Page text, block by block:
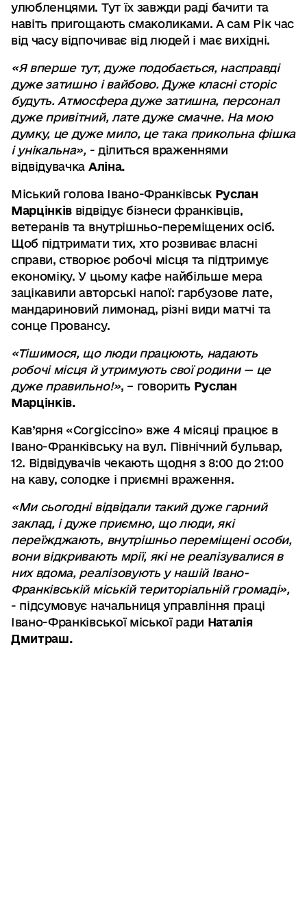
улюбленцями. Тут їх завжди раді бачити та
навіть пригощають смаколиками. А сам Рік час
від часу відпочиває від людей і має вихідні.
«Я вперше тут, дуже подобається, насправді
дуже затишно і вайбово. Дуже класні сторіс
будуть. Атмосфера дуже затишна, персонал
дуже привітний, лате дуже смачне. На мою
думку, це дуже мило, це така прикольна фішка
і унікальна»,- ділиться враженнями
відвідувачка Аліна.
Міський голова Івано-Франківськ Руслан
Марцінків відвідує бізнеси франківців,
ветеранів та внутрішньо-переміщених осіб.
Щоб підтримати тих, хто розвиває власні
справи, створює робочі місця та підтримує
економіку. У цьому кафе найбільше мера
зацікавили авторські напої: гарбузове лате,
мандариновий лимонад, різні види матчі та
сонце Провансу.
«Тішимося, що люди працюють, надають
робочі місця й утримують свої родини — це
дуже правильно!», – говорить Руслан
Марцінків.
Кав’ярня «Corgiccino» вже 4 місяці працює в
Івано-Франківську на вул. Північний бульвар,
12. Відвідувачів чекають щодня з 8:00 до 21:00
на каву, солодке і приємні враження.
«Ми сьогодні відвідали такий дуже гарний
заклад, і дуже приємно, що люди, які
переїжджають, внутрішньо переміщені особи,
вони відкривають мрії, які не реалізувалися в
них вдома, реалізовують у нашій Івано-
Франківській міській територіальній громаді»,
- підсумовує начальниця управління праці
Івано-Франківської міської ради Наталія
Дмитраш.